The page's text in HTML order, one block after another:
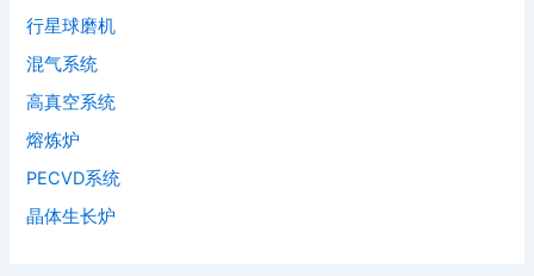
行星球磨机
混气系统
高真空系统
熔炼炉
PECVD系统
晶体生长炉